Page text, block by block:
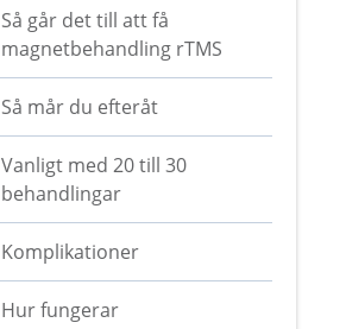
Så går det till att få
magnetbehandling rTMS
Så mår du efteråt
Vanligt med 20 till 30
behandlingar
Komplikationer
Hur fungerar